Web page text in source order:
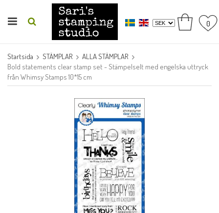
0
Startsida STÄMPLAR
ALLA STÄMPLAR
Bold statements clear stamp set - Stämpelselt med engelska uttryck
från Whimsy Stamps 10*15 cm